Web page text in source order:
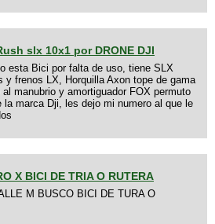
slx 10x1 por DRONE DJI
esta Bici por falta de uso, tiene SLX
y frenos LX, Horquilla Axon tope de gama
al manubrio y amortiguador FOX permuto
la marca Dji, les dejo mi numero al que le
X BICI DE TRIA O RUTERA
M BUSCO BICI DE TURA O